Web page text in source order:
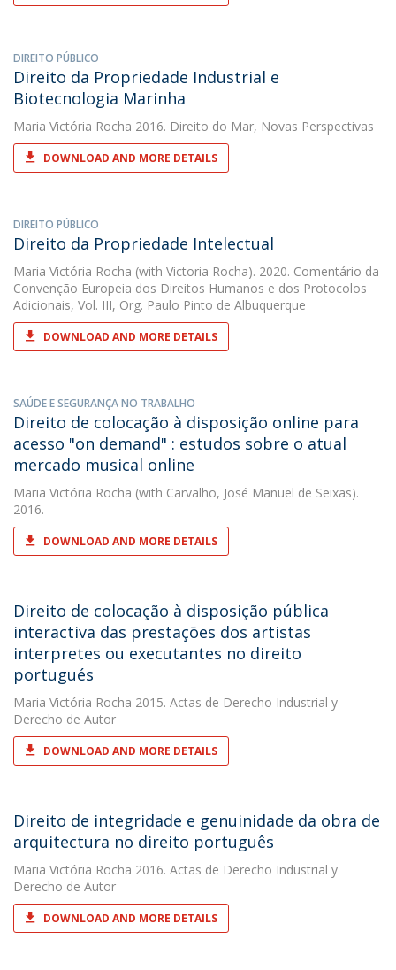
DIREITO PÚBLICO
Direito da Propriedade Industrial e
Biotecnologia Marinha
Maria Victória Rocha 2016. Direito do Mar, Novas Perspectivas
DOWNLOAD AND MORE DETAILS
DIREITO PÚBLICO
Direito da Propriedade Intelectual
Maria Victória Rocha (with Victoria Rocha). 2020. Comentário da
Convenção Europeia dos Direitos Humanos e dos Protocolos
Adicionais, Vol. III, Org. Paulo Pinto de Albuquerque
DOWNLOAD AND MORE DETAILS
SAÚDE E SEGURANÇA NO TRABALHO
Direito de colocação à disposição online para
acesso "on demand" : estudos sobre o atual
mercado musical online
Maria Victória Rocha (with Carvalho, José Manuel de Seixas).
2016.
DOWNLOAD AND MORE DETAILS
Direito de colocação à disposição pública
interactiva das prestações dos artistas
interpretes ou executantes no direito
portugués
Maria Victória Rocha 2015. Actas de Derecho Industrial y
Derecho de Autor
DOWNLOAD AND MORE DETAILS
Direito de integridade e genuinidade da obra de
arquitectura no direito português
Maria Victória Rocha 2016. Actas de Derecho Industrial y
Derecho de Autor
DOWNLOAD AND MORE DETAILS